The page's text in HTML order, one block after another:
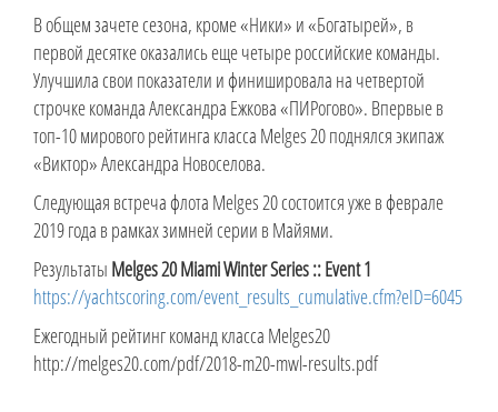
В общем зачете сезона, кроме «Ники» и «Богатырей», в
первой десятке оказались еще четыре российские команды.
Улучшила свои показатели и финишировала на четвертой
строчке команда Александра Ежкова «ПИРогово». Впервые в
топ-10 мирового рейтинга класса Melges 20 поднялся экипаж
«Виктор» Александра Новоселова.
Следующая встреча флота Melges 20 состоится уже в феврале
2019 года в рамках зимней серии в Майями.
Результаты Melges 20 Miami Winter Series :: Event 1
https://yachtscoring.com/event_results_cumulative.cfm?eID=6045
Ежегодный рейтинг команд класса Melges20
http://melges20.com/pdf/2018-m20-mwl-results.pdf